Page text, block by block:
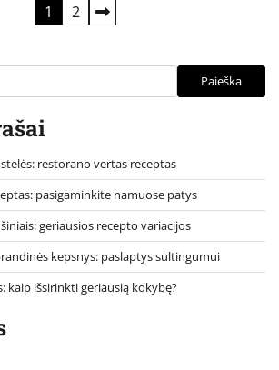
1 2
Paieška
restorano vertas receptas
pasigaminkite namuose patys
geriausios recepto variacijos
kepsnys: paslaptys sultingumui
kaip išsirinkti geriausią kokybę?